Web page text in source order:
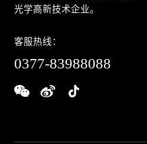
光学高新技术企业。
客服热线：
0377-83988088